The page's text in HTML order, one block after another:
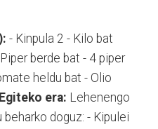
- Kinpula 2 - Kilo bat
berde bat - 4 piper
heldu bat - Olio
Egiteko era: Lehenengo
doguz: - Kipulei